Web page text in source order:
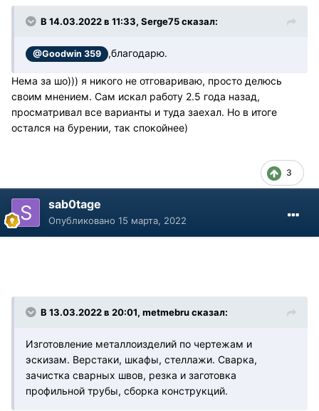
В 14.03.2022 в 11:33, Serge75 сказал:
@Goodwin 359 ,благодарю.
Нема за шо))) я никого не отговариваю, просто делюсь
своим мнением. Сам искал работу 2.5 года назад,
просматривал все варианты и туда заехал. Но в итоге
остался на бурении, так спокойнее)
3
sab0tage
Опубликовано 15 марта, 2022
В 13.03.2022 в 20:01, metmebru сказал:
Изготовление металлоизделий по чертежам и
эскизам. Верстаки, шкафы, стеллажи. Сварка,
зачистка сварных швов, резка и заготовка
профильной трубы, сборка конструкций.